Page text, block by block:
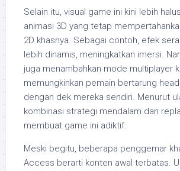
Selain itu, visual game ini kini lebih
animasi 3D yang tetap
2D khasnya. Sebagai contoh, efek
lebih dinamis, meningkatkan imersi.
juga menambahkan mode multiplayer
memungkinkan pemain bertarung
dengan dek mereka sendiri. Menurut
kombinasi strategi mendalam dan
membuat game ini adiktif.
Meski begitu, beberapa penggemar
Access berarti konten awal terbatas.